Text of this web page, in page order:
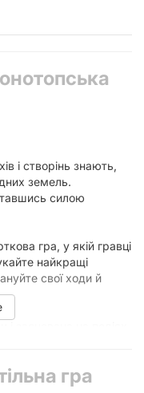
і створінь знають,
земель.
силою
гра, у якій гравці
найкращі
свої ходи й
гра